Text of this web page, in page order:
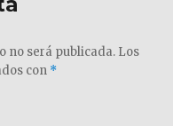
no será publicada. Los
con *